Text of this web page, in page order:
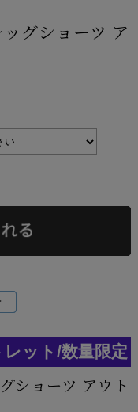
グショーツ ア
ット/数量限定
ショーツ アウト